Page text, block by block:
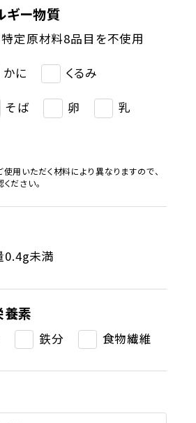
ギー物質
定原材料8品目を不使用
かに くるみ
そば 卵 乳
用いただく材料により異なりますので、
ださい。
0.4g未満
養素
鉄分 食物繊維